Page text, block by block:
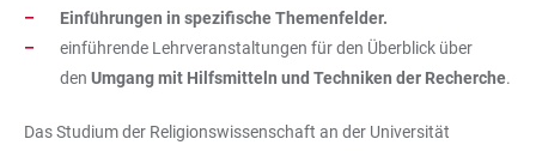
Einführungen in spezifische Themenfelder.
einführende Lehrveranstaltungen für den Überblick über
den Umgang mit Hilfsmitteln und Techniken der Recherche.
Das Studium der Religionswissenschaft an der Universität